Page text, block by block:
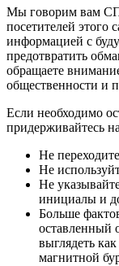
Мы говорим вам
посетителей этого
информацией с
предотвратить
обращаете
общественности и
Если необходимо
придерживайтесь
Не
Не
Не
инициалы и
Больше
оставленный
выглядеть
магнитной